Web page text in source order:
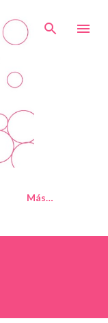
Más…